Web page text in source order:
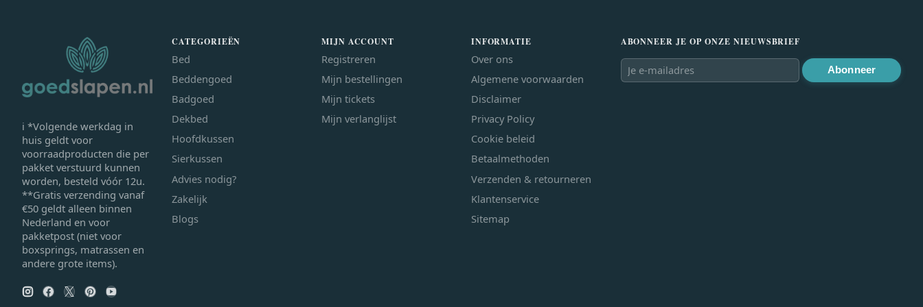
ℹ *Volgende werkdag in
huis geldt voor
voorraadproducten die per
pakket verstuurd kunnen
worden, besteld vóór 12u.
**Gratis verzending vanaf
€50 geldt alleen binnen
Nederland en voor
pakketpost (niet voor
boxsprings, matrassen en
andere grote items).
CATEGORIEËN
Bed
Beddengoed
Badgoed
Dekbed
Hoofdkussen
Sierkussen
Advies nodig?
Zakelijk
Blogs
MIJN ACCOUNT
Registreren
Mijn bestellingen
Mijn tickets
Mijn verlanglijst
INFORMATIE
Over ons
Algemene voorwaarden
Disclaimer
Privacy Policy
Cookie beleid
Betaalmethoden
Verzenden & retourneren
Klantenservice
Sitemap
ABONNEER JE OP ONZE NIEUWSBRIEF
Abonneer